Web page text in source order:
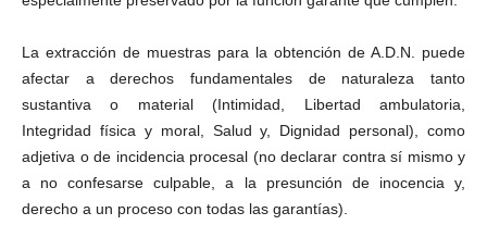
La extracción de muestras para la obtención de A.D.N. puede
afectar a derechos fundamentales de naturaleza tanto
sustantiva o material (Intimidad, Libertad ambulatoria,
Integridad física y moral, Salud y, Dignidad personal), como
adjetiva o de incidencia procesal (no declarar contra sí mismo y
a no confesarse culpable, a la presunción de inocencia y,
derecho a un proceso con todas las garantías).